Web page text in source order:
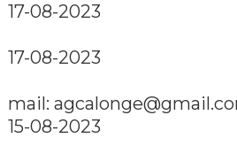
17-08-2023
17-08-2023
mail:
15-08-2023